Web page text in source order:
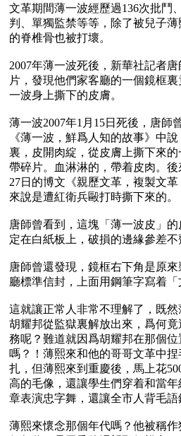
文革期間薄一波經歷過136次批鬥
判、單獨監禁等等，除了被兒子
的脊椎骨也被打壞。
2007年薄一波死後，新華社記者
片，發現他們家客廳的一個鏡框
一波身上撕下的皮膚。
薄一波2007年1月15日死後，唐師
《薄一波，鮮爲人知的故事》中
裏，皮開肉綻，從皮膚上撕下來
帶碎片。血淋淋的，帶着皮肉。後
27日的博文《親歷文革，複製文
來說是遭紅衛兵毆打時撕下來的。
唐師曾看到，這塊「薄一波皮」
定在白紙板上，破損的邊緣參差不
唐師曾還發現，鏡框右下角是原
廳標準信封，上面用鋼筆字寫着「
這就讓正常人非常不理解了，既
胡耀邦從監獄裏解放出來，爲何
務呢？難道就因爲胡耀邦在那個
嗎？！薄熙來和他的哥哥文革中
扎，但薄熙來到重慶後，馬上花
高的毛像，還讓學生們穿着和當
章表演忠字舞，還讓全市人背毛語
薄熙來懷念那個年代嗎？他被稱